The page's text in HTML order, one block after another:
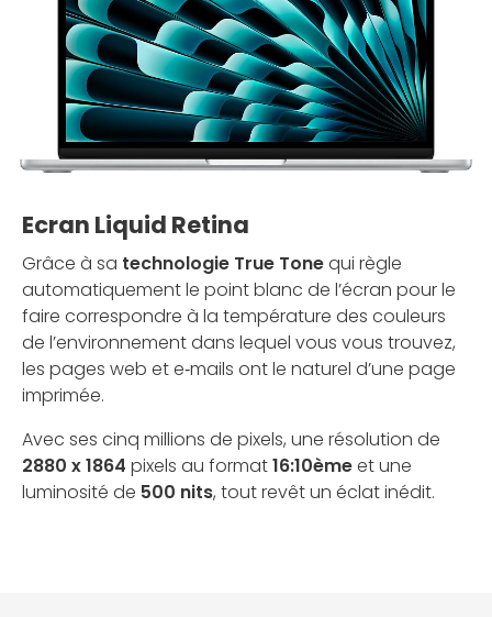
Ecran Liquid Retina
Grâce à sa technologie True Tonequi règle
automatiquement le point blanc de l’écran pour le
faire correspondre à la température des couleurs
de l’environ­nement dans lequel vous vous trouvez,
les pages web et e‑mails ont le naturel d’une page
imprimée.
Avec ses cinq millions de pixels, une résolution de
2880 x 1864 pixels au format16:10èmeet une
luminosité de 500 nits, tout revêt un éclat inédit.